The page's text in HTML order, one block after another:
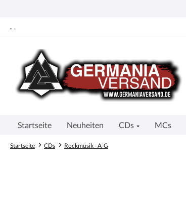
. .
Startseite Neuheiten CDs MCs
Startseite CDs Rockmusik - A-G